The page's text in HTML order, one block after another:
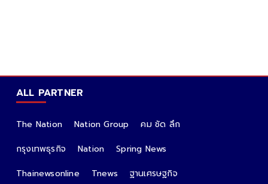
ALL PARTNER
The Nation Nation Group
คม ชัด ลึก
กรุงเทพธุรกิจ
Nation
Spring News
Thainewsonline
Tnews ฐานเศรษฐกิจ